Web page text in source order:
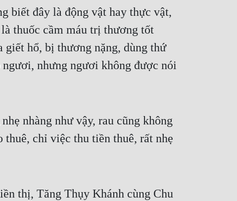
biết đây là động vật hay thực vật,
thuốc cầm máu trị thương tốt
giết hổ, bị thương nặng, dùng thứ
nhưng ngươi không được nói
nhàng như vậy, rau cũng không
thuê, chỉ việc thu tiền thuê, rất nhẹ
thị, Tăng Thụy Khánh cùng Chu